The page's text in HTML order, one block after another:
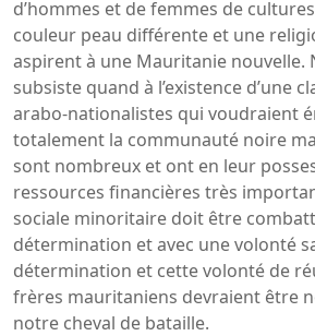
d’hommes et de femmes de
couleur peau différente et une
aspirent à une Mauritanie nouvelle.
subsiste quand à l’existence d’une
arabo-nationalistes qui voudraient
totalement la communauté noire
sont nombreux et ont en leur
ressources financières très
sociale minoritaire doit être
détermination et avec une volonté
détermination et cette volonté de
frères mauritaniens devraient être
notre cheval de bataille.